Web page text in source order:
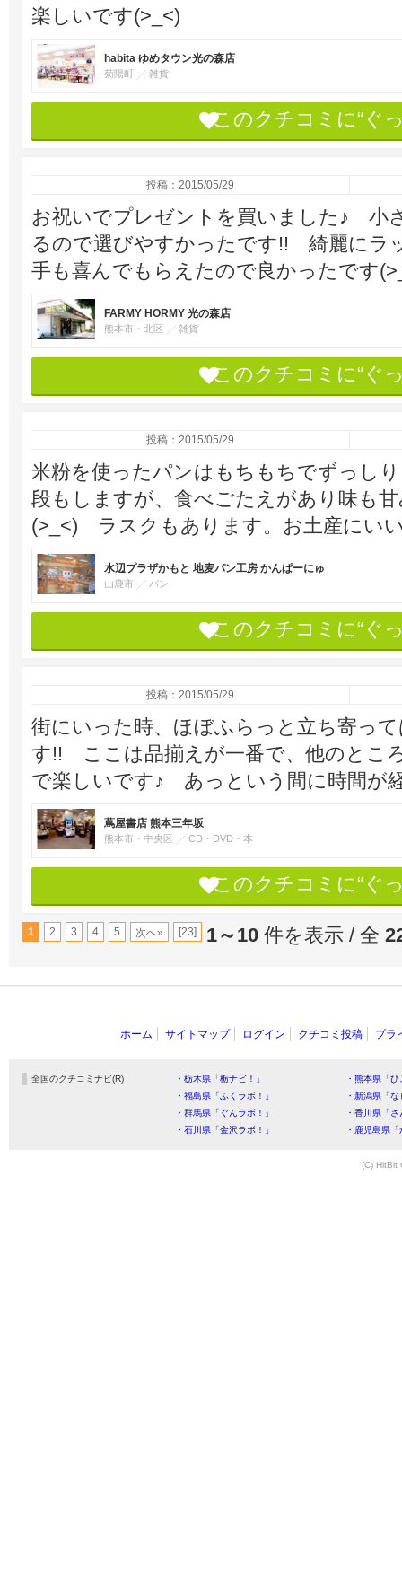
楽しいです(>_<)
habita ゆめタウン光の森店
菊陽町 雑貨
このクチコミに“ぐ
投稿：2015/05/29
お祝いでプレゼントを買いました♪ 小
るので選びやすかったです!! 綺麗にラ
手も喜んでもらえたので良かったです
FARMY HORMY 光の森店
熊本市・北区 雑貨
このクチコミに“ぐ
投稿：2015/05/29
米粉を使ったパンはもちもちでずっし
段もしますが、食べごたえがあり味も
(>_<) ラスクもあります。お土産にい
水辺プラザかもと 地麦パン工房 かんぱーにゅ
山鹿市 パン
このクチコミに“ぐ
投稿：2015/05/29
街にいった時、ほぼふらっと立ち寄っ
す!! ここは品揃えが一番で、他のとこ
で楽しいです♪ あっという間に時間が
蔦屋書店 熊本三年坂
熊本市・中央区 CD・DVD・本
このクチコミに“ぐ
1 2 3 4 5 次へ» [23] 1～10 件を表示 / 全
ホーム サイトマップ ログイン クチコミ投稿 プラ
全国のクチコミナビ(R) ・栃木県「栃ナビ！」
・熊本県「
・福島県「ふくラボ！」
・新潟県「
・群馬県「ぐんラボ！」
・香川県「
・石川県「金沢ラボ！」
・鹿児島県
(C) HitBit